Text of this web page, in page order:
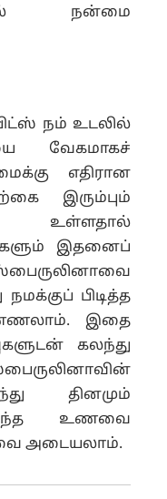
நன்மை
நம் உடலில்
வேகமாகச்
எதிரான
இரும்பும்
உள்ளதால்
இதனைப்
நமக்குப் பிடித்த
இதை
கலந்து
தினமும்
உணவை
அடையலாம்.